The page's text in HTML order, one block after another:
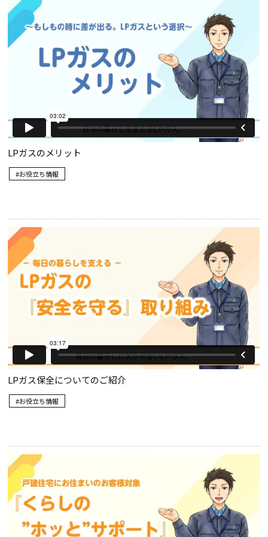
LPガスのメリット
お役立ち情報
LPガス保全についてのご紹介
お役立ち情報